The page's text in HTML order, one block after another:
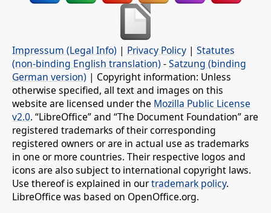
Impressum (Legal Info) | Privacy Policy | Statutes
(non-binding English translation) -Satzung (binding
German version) | Copyright information: Unless
otherwise specified, all text and images on this
website are licensed under the Mozilla Public License
v2.0. “LibreOffice” and “The Document Foundation” are
registered trademarks of their corresponding
registered owners or are in actual use as trademarks
in one or more countries. Their respective logos and
icons are also subject to international copyright laws.
Use thereof is explained in ourtrademark policy.
LibreOffice was based on OpenOffice.org.